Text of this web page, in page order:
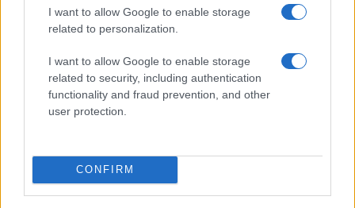
I want to allow Google to enable storage
related to personalization.
I want to allow Google to enable storage
related to security, including authentication
functionality and fraud prevention, and other
user protection.
CONFIRM
ha convocato i vertici di Gedi e i comitati di
redazione diRepubblicae
questione.
Nicolaporro.it è anche su Whatsapp. È
sufficiente
#GEDI #JOHN ELKANN